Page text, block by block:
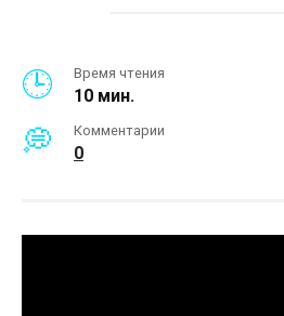
Время чтения
10 мин.
Комментарии
0